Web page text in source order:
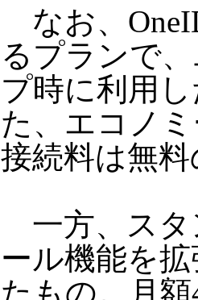
なお、
るプランで
プ時に利用
た、エコノ
接続料は無
一方、スタ
ール機能を
たもの。月